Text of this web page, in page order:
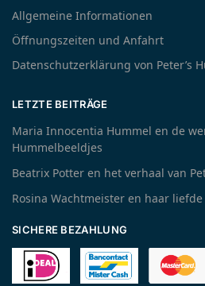
Allgemeine Informationen
Öffnungszeiten und Anfahrt
Datenschutzerklärung von Peter’s
LETZTE BEITRÄGE
Maria Innocentia Hummel en de
Hummelbeeldjes
Beatrix Potter en het verhaal van
Rosina Wachtmeister en haar
SICHERE BEZAHLUNG